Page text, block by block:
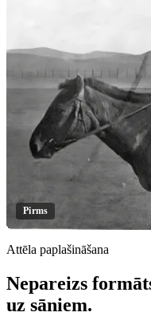
Klikšķini, lai atklātu
Pirms
Attēla paplašināšana
Nepareizs
uz sāniem.